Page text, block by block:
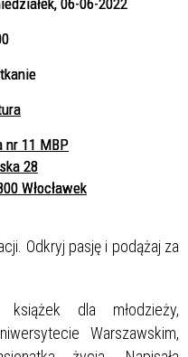
nr 11 MBP
28
Włocławek
Odkryj pasję i podążaj za
dla młodzieży,
Warszawskim,